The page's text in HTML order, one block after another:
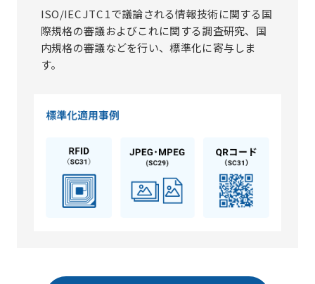
ISO/IEC JTC 1で議論される情報技術に関する国
際規格の審議およびこれに関する調査研究、国
内規格の審議などを行い、標準化に寄与しま
す。